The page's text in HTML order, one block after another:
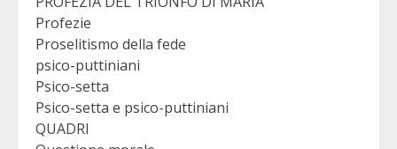
Profezie
Proselitismo della fede
psico-puttiniani
Psico-setta
Psico-setta e psico-puttiniani
QUADRI